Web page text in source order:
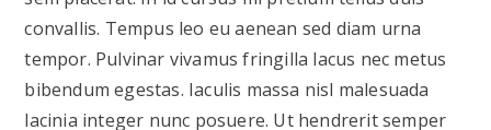
convallis. Tempus leo eu aenean sed diam urna
tempor. Pulvinar vivamus fringilla lacus nec metus
bibendum egestas. Iaculis massa nisl malesuada
lacinia integer nunc posuere. Ut hendrerit semper